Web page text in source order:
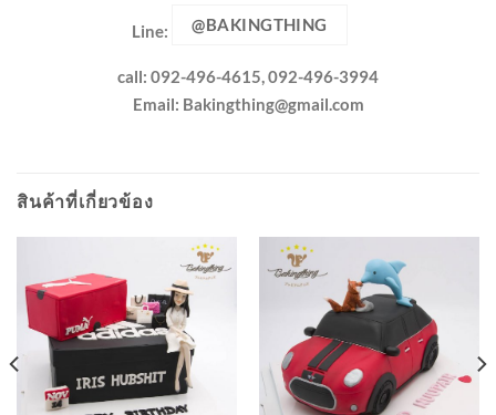
Line: @BAKINGTHING
call: 092-496-4615, 092-496-3994
Email: Bakingthing@gmail.com
สินค้าที่เกี่ยวข้อง